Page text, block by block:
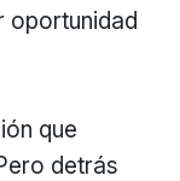
oportunidad
que
detrás